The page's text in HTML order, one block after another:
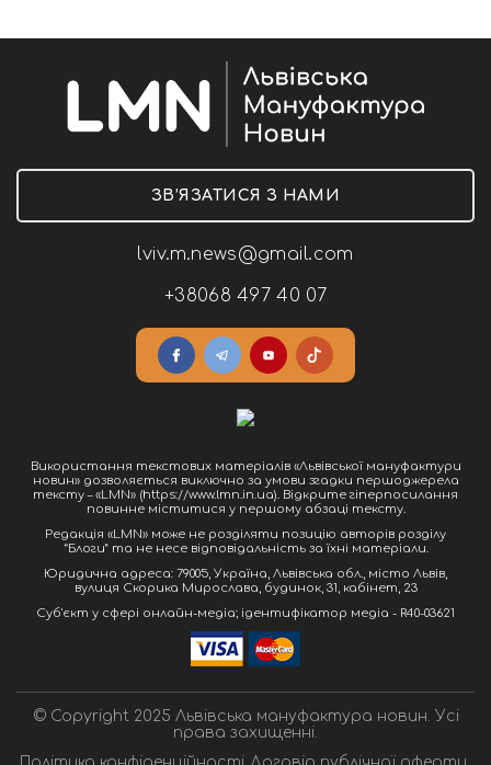
ЗВ’ЯЗАТИСЯ З НАМИ
lviv.m.news@gmail.com
+38068 497 40 07
Використання текстових матеріалів «Львівської мануфактури
новин» дозволяється виключно за умови згадки першоджерела
тексту – «LMN» (https://www.lmn.in.ua). Відкрите гіперпосилання
повинне міститися у першому абзаці тексту.
Редакція «LMN» може не розділяти позицію авторів розділу
“Блоги” та не несе відповідальність за їхні матеріали.
Юридична адреса: 79005, Україна, Львівська обл., місто Львів,
вулиця Скорика Мирослава, будинок, 31, кабінет, 23
Cуб'єкт у сфері онлайн-медіа; ідентифікатор медіа - R40-03621
© Copyright 2025 Львівська мануфактура новин. Усі
права захищенні.